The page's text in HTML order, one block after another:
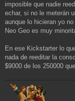
imposible que nadie
echar, si no le meterán
aunque lo hicieran yo
Neo Geo es muy
En ese Kickstarter lo
nada de reeditar la
$9000 de los 250000